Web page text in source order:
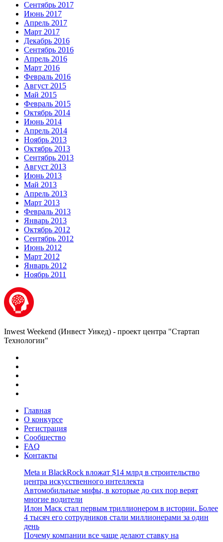
Сентябрь 2017
Июнь 2017
Апрель 2017
Март 2017
Декабрь 2016
Сентябрь 2016
Апрель 2016
Март 2016
Февраль 2016
Август 2015
Май 2015
Февраль 2015
Октябрь 2014
Июнь 2014
Апрель 2014
Ноябрь 2013
Октябрь 2013
Сентябрь 2013
Август 2013
Июнь 2013
Май 2013
Апрель 2013
Март 2013
Февраль 2013
Январь 2013
Октябрь 2012
Сентябрь 2012
Июнь 2012
Март 2012
Январь 2012
Ноябрь 2011
Inwest Weekend (Инвест Уикед) - проект центра "Стартап
Технологии"
Главная
О конкурсе
Регистрация
Сообщество
FAQ
Контакты
Meta и BlackRock вложат $14 млрд в строительство
центра искусственного интеллекта
Автомобильные мифы, в которые до сих пор верят
многие водители
Илон Маск стал первым триллионером в истории. Более
4 тысяч его сотрудников стали миллионерами за один
день
Почему компании все чаще делают ставку на